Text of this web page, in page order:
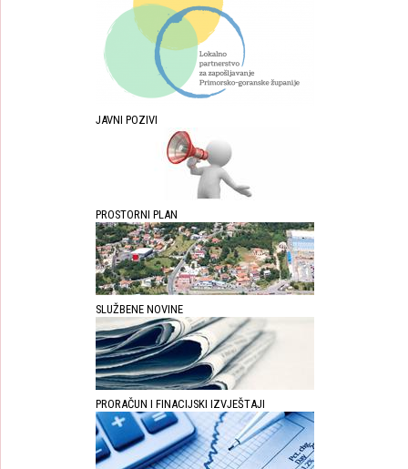
JAVNI POZIVI
PROSTORNI PLAN
SLUŽBENE NOVINE
PRORAČUN I FINACIJSKI IZVJEŠTAJI